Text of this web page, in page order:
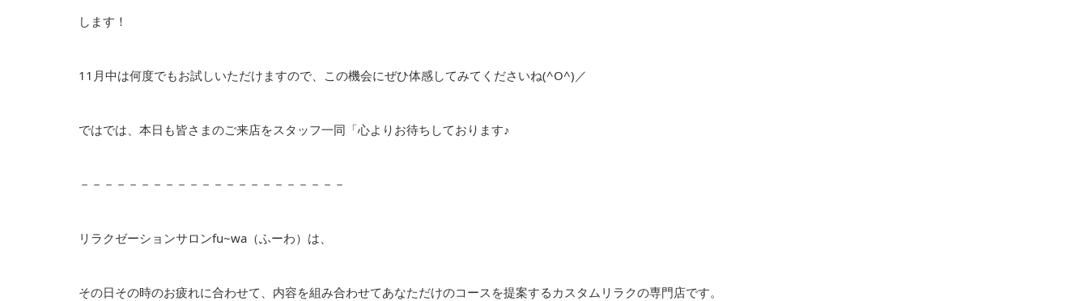
します！
11月中は何度でもお試しいただけますので、この機会にぜひ体感してみてくださいね(^O^)／
ではでは、本日も皆さまのご来店をスタッフ一同「心よりお待ちしております♪
－－－－－－－－－－－－－－－－－－－－－－
リラクゼーションサロンfu~wa（ふーわ）は、
その日その時のお疲れに合わせて、内容を組み合わせてあなただけのコースを提案するカスタムリラクの専門店です。